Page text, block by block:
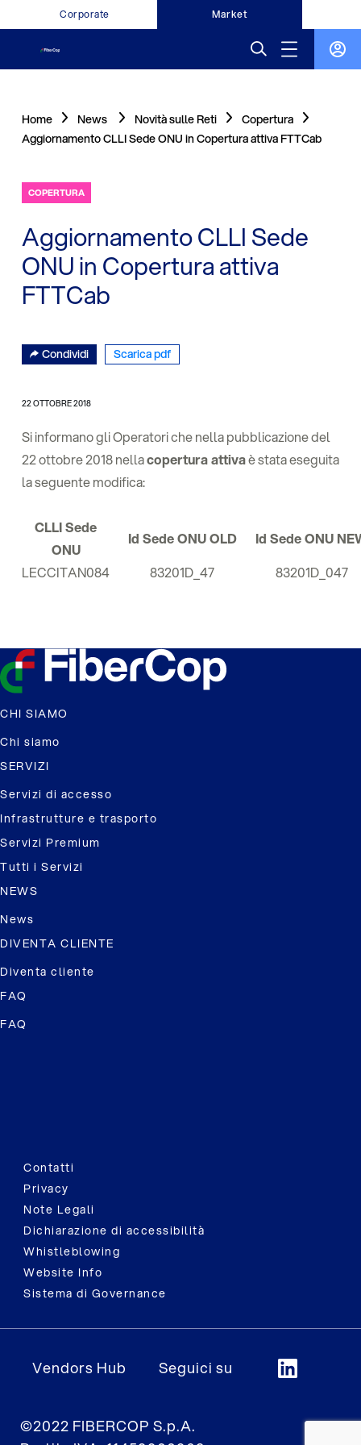
Corporate Market
Home News Novità sulle Reti
Copertura
Aggiornamento CLLI Sede ONU in Copertura attiva FTTCab
COPERTURA
Aggiornamento CLLI Sede
ONU in Copertura attiva
FTTCab
Condividi Scarica pdf
22 OTTOBRE 2018
Si informano gli Operatori che nella pubblicazione del
22 ottobre 2018 nellacopertura attivaè stata eseguita
la seguente modifica:
CLLI Sede
ONU
Id Sede ONU OLD
Id Sede ONU
LECCITAN084
83201D_47 83201D_047
CHI SIAMO
Chi siamo
SERVIZI
Servizi di accesso
Infrastrutture e trasporto
Servizi Premium
Tutti i Servizi
NEWS
News
DIVENTA CLIENTE
Diventa cliente
FAQ
FAQ
Contatti
Privacy
Note Legali
Dichiarazione di accessibilità
Whistleblowing
Website Info
Sistema di Governance
Vendors Hub Seguici su
©2022 FIBERCOP S.p.A.